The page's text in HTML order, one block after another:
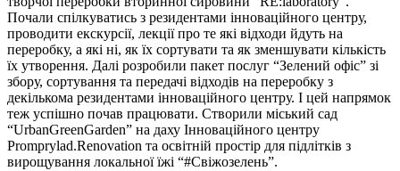
Почали спілкуватись з резидентами інноваційного центру,
проводити екскурсії, лекції про те які відходи йдуть на
переробку, а які ні, як їх сортувати та як зменшувати кількість
їх утворення. Далі розробили пакет послуг “Зелений офіс” зі
збору, сортування та передачі відходів на переробку з
декількома резидентами інноваційного центру. І цей напрямок
теж успішно почав працювати. Створили міський сад
“UrbanGreenGarden” на даху Інноваційного центру
Promprylad.Renovation та освітній простір для підлітків з
вирощування локальної їжі “#Свіжозелень”.